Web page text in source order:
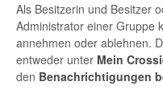
Als Besitzerin und Besitzer
Administrator einer Gruppe
annehmen oder ablehnen.
entweder unter Mein
den Benachrichtigungen